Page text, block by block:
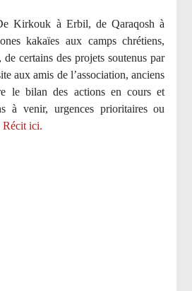
Kirkouk à Erbil, de Qaraqosh à
kakaïes aux camps chrétiens,
de certains des projets soutenus par
aux amis de l’association, anciens
le bilan des actions en cours et
à venir, urgences prioritaires ou
Récit ici.